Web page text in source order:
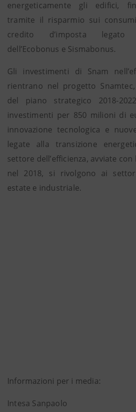
energeticamente gli edifici,
tramite il risparmio sui
credito d’imposta legato
dell’Ecobonus e Sismabonus.
Gli investimenti di Snam
rientrano nel progetto
del piano strategico 2018-
investimenti per 850 milioni di
innovazione tecnologica e
legate alla transizione
settore dell’efficienza, avviate con
nel 2018, si rivolgono ai
estate e industriale.
Informazioni per i media:
Intesa Sanpaolo